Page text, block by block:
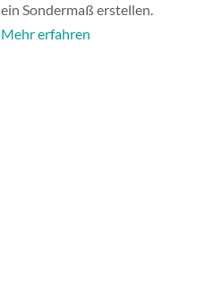
ein Sondermaß erstellen.
Mehr erfahren